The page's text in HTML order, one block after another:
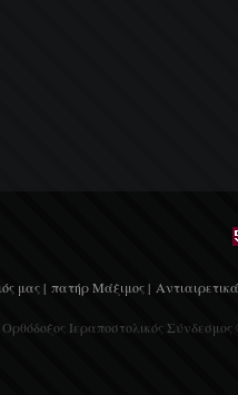
μας | πατήρ Μάξιμος |
Ιεραποστολικός